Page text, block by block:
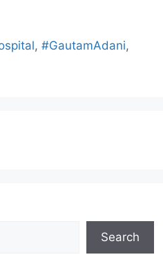
,#GautamAdani,
Search